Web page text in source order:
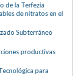
de la Terfezia
de nitratos en el
Subterráneo
productivas
para